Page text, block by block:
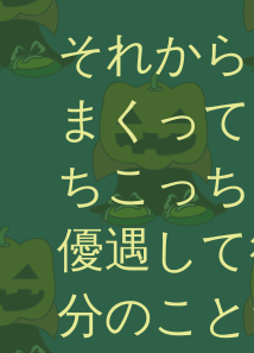
それか
まくっ
ちこっ
優遇し
分のこ